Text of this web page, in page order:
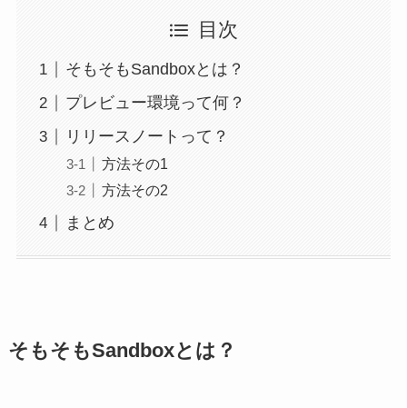
目次
そもそもSandboxとは？
プレビュー環境って何？
リリースノートって？
方法その1
方法その2
まとめ
そもそもSandboxとは？